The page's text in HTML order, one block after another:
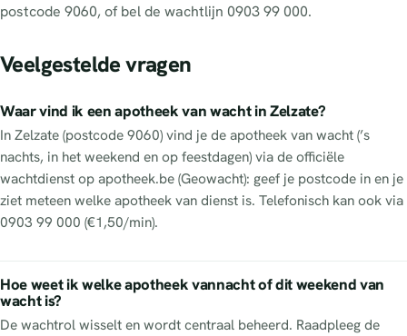
postcode 9060, of bel de wachtlijn 0903 99 000.
Veelgestelde vragen
Waar vind ik een apotheek van wacht in Zelzate?
In Zelzate (postcode 9060) vind je de apotheek van wacht (’s
nachts, in het weekend en op feestdagen) via de officiële
wachtdienst op apotheek.be (Geowacht): geef je postcode in en je
ziet meteen welke apotheek van dienst is. Telefonisch kan ook via
0903 99 000 (€1,50/min).
Hoe weet ik welke apotheek vannacht of dit weekend van
wacht is?
De wachtrol wisselt en wordt centraal beheerd. Raadpleeg de